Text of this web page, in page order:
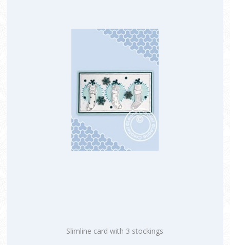
Slimline card with 3 stockings